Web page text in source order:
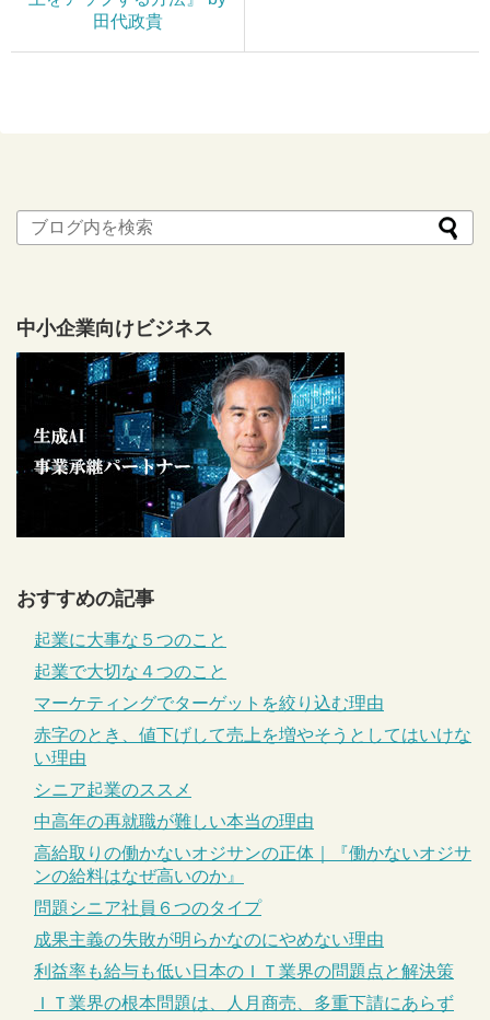
田代政貴
中小企業向けビジネス
おすすめの記事
起業に大事な５つのこと
起業で大切な４つのこと
マーケティングでターゲットを絞り込む理由
赤字のとき、値下げして売上を増やそうとしてはいけな
い理由
シニア起業のススメ
中高年の再就職が難しい本当の理由
高給取りの働かないオジサンの正体｜『働かないオジサ
ンの給料はなぜ高いのか』
問題シニア社員６つのタイプ
成果主義の失敗が明らかなのにやめない理由
利益率も給与も低い日本のＩＴ業界の問題点と解決策
ＩＴ業界の根本問題は、人月商売、多重下請にあらず